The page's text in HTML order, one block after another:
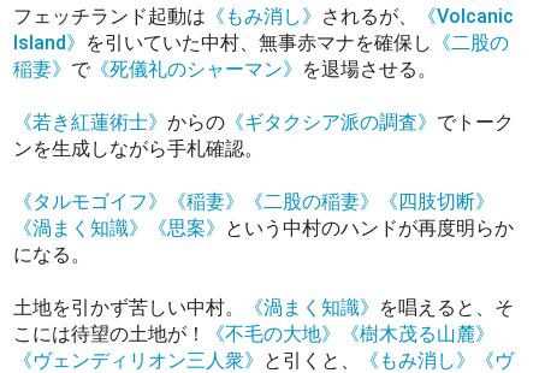
フェッチランド起動は 《もみ消し》 されるが、
《Volcanic
Island》 を引いていた中村、無事赤マナを確保し 《二股の
稲妻》 で 《死儀礼のシャーマン》 を退場させる。
《若き紅蓮術士》からの 《ギタクシア派の調査》 でトーク
ンを生成しながら手札確認。
《タルモゴイフ》 《稲妻》 《二股の稲妻》
《四肢切断》
《渦まく知識》
《思案》 という中村のハンドが再度明らか
になる。
土地を引かず苦しい中村。 《渦まく知識》 を唱えると、そ
こには待望の土地が！
《不毛の大地》
《樹木茂る山麓》
《ヴェンディリオン三人衆》 と引くと、 《もみ消し》
《ヴ